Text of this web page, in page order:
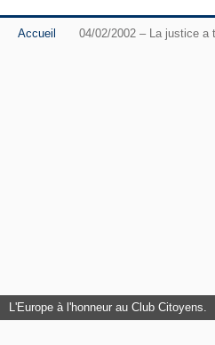
Accueil 04/02/2002 – La justice a
L'Europe à l'honneur au Club Citoyens.